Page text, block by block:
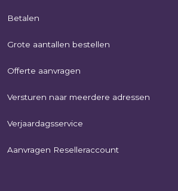
Betalen
Grote aantallen bestellen
Offerte aanvragen
Versturen naar meerdere adressen
Verjaardagsservice
Aanvragen Reselleraccount